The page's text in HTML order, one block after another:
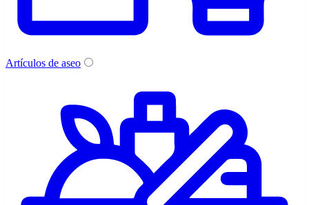
Artículos de aseo